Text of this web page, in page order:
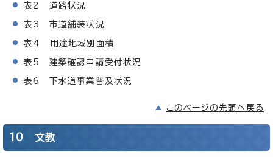
表2 道路状況
表3 市道舗装状況
表4 用途地域別面積
表5 建築確認申請受付状況
表6 下水道事業普及状況
このページの先頭へ戻る
10 文教